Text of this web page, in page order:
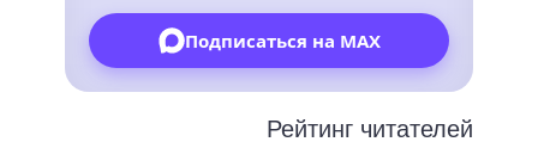
Подписаться на MAX
Рейтинг читателей